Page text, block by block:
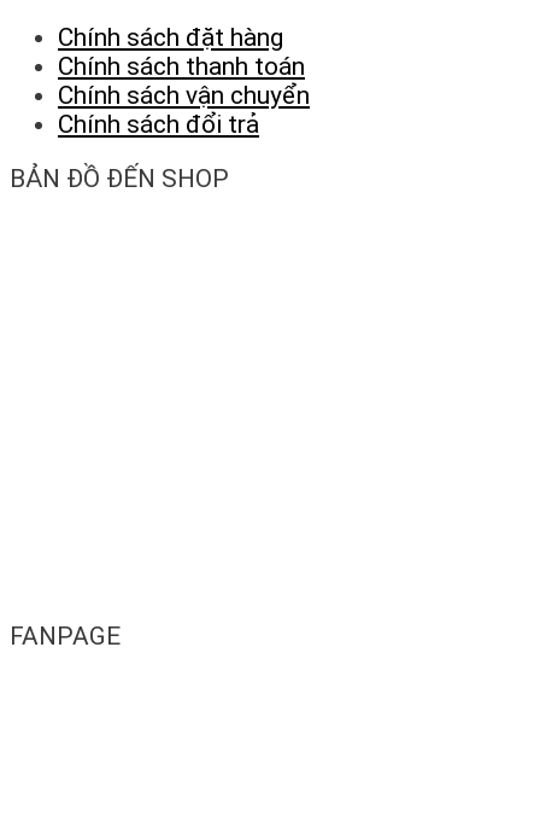
Chính sách đặt hàng
Chính sách thanh toán
Chính sách vận chuyển
Chính sách đổi trả
BẢN ĐỒ ĐẾN SHOP
FANPAGE